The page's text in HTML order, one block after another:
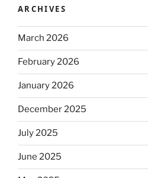
ARCHIVES
March 2026
February 2026
January 2026
December 2025
July 2025
June 2025